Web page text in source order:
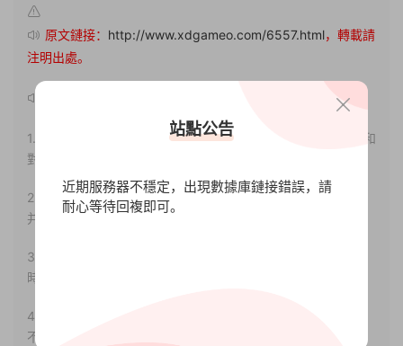
原文鏈接： http://www.xdgameo.com/6557.html，轉載請
注明出處。
1.本站部分内容轉載自其它媒體，但并不代表本站贊同其觀點和
對其真實性負責。
2.若您需要商業運營或用于其他商業活動，請您購買正版授權
并合法使用。
3.如果本站有侵犯、不妥之處的資源，請聯系我們。将會第一
時間解決！
4.本站部分内容均由互聯網收集整理，僅供大家參考、學習，
不存在任何商業目的與商業用途。
站點公告
近期服務器不穩定，出現數據庫鏈接錯誤，請
耐心等待回複即可。